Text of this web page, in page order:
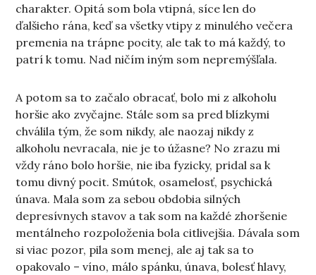
charakter. Opitá som bola vtipná, síce len do
ďalšieho rána, keď sa všetky vtipy z minulého večera
premenia na trápne pocity, ale tak to má každý, to
patrí k tomu. Nad ničím iným som nepremýšľala.
A potom sa to začalo obracať, bolo mi z alkoholu
horšie ako zvyčajne. Stále som sa pred blízkymi
chválila tým, že som nikdy, ale naozaj nikdy z
alkoholu nevracala, nie je to úžasne? No zrazu mi
vždy ráno bolo horšie, nie iba fyzicky, pridal sa k
tomu divný pocit. Smútok, osamelosť, psychická
únava. Mala som za sebou obdobia silných
depresívnych stavov a tak som na každé zhoršenie
mentálneho rozpoloženia bola citlivejšia. Dávala som
si viac pozor, pila som menej, ale aj tak sa to
opakovalo – víno, málo spánku, únava, bolesť hlavy,